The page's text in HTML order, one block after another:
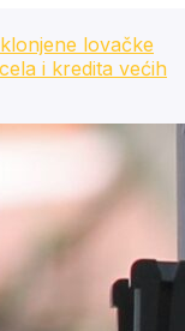
lovačke
i kredita većih